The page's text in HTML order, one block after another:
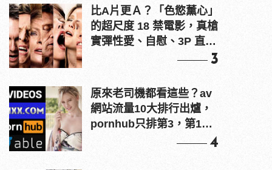
比A片更Ａ？「色慾薰心」
的超尺度 18 禁電影，真槍
實彈性愛、自慰、3P 直接
3
原來老司機都看這些？av
網站流量10大排行出爐，
pornhub只排第3，第1名
4